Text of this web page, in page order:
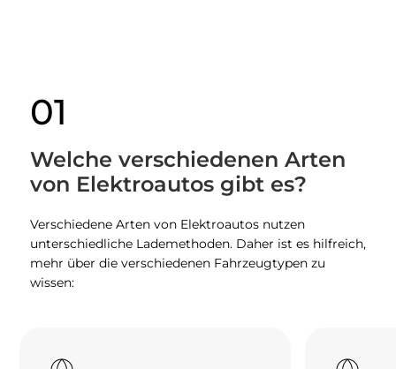
01
Welche verschiedenen Arten
von Elektroautos gibt es?
Verschiedene Arten von Elektroautos nutzen
unterschiedliche Lademethoden. Daher ist es hilfreich,
mehr über die verschiedenen Fahrzeugtypen zu
wissen: